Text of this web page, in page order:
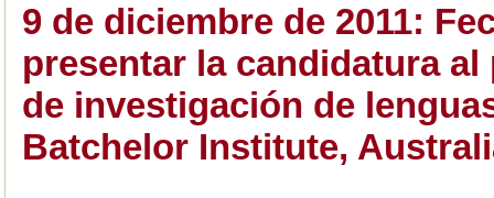
9 de diciembre de 2011:
presentar la candidatura
de investigación de
Batchelor Institute,